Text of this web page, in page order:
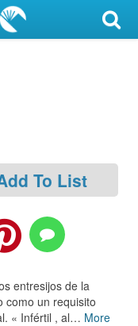
To List
entresijos de la
como un requisito
« Infértil , al… More